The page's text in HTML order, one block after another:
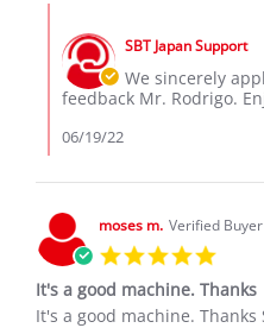
Juninterior
on
Jun
2022
Store
Owner
on
by
Jason
10
Jun
2022
SBT Japan Support
We sincerely
feedback Mr. Rodrigo.
06/19/22
moses m. Verified Buyer
rating
It's a good machine. Thanks
Review
review
It's a good machine. Thanks